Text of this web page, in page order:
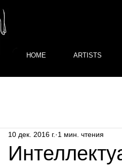
10 дек. 2016 г. 1 мин. чтения
HOME ARTISTS